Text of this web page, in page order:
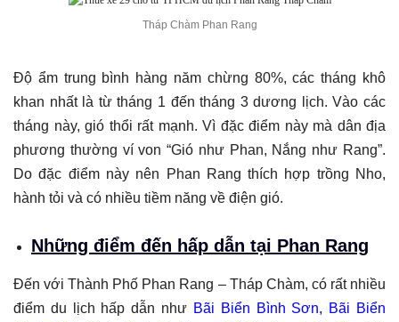
Tháp Chàm Phan Rang
Độ ẩm trung bình hàng năm chừng 80%, các tháng khô
khan nhất là từ tháng 1 đến tháng 3 dương lịch. Vào các
tháng này, gió thổi rất mạnh. Vì đặc điểm này mà dân địa
phương thường ví von “Gió như Phan, Nắng như Rang”.
Do đặc điểm này nên Phan Rang thích hợp trồng Nho,
hành tỏi và có nhiều tiềm năng về điện gió.
Những điểm đến hấp dẫn tại Phan Rang
Đến với Thành Phố Phan Rang – Tháp Chàm, có rất nhiều
điểm du lịch hấp dẫn như Bãi Biển Bình Sơn, Bãi Biển